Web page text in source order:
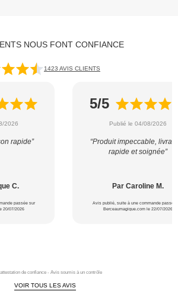
NOUS FONT CONFIANCE
1423 AVIS CLIENTS
2026
rapide”
C.
passée sur
20/07/2026
5/5
Publié le 04/08/2026
“Produit impeccable,
rapide et soignée”
Par Caroline M.
Avis publié, suite à une commande passée
Berceaumagique.com le 22/07/2026
de confiance - Avis soumis à un contrôle
VOIR TOUS LES AVIS